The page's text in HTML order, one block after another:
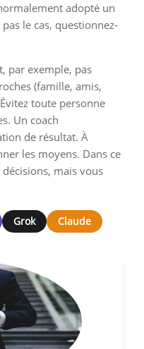
adopté un
le cas, questionnez-
par exemple, pas
(famille, amis,
toute personne
Un coach
de résultat. À
les moyens. Dans ce
mais vous
Grok Claude